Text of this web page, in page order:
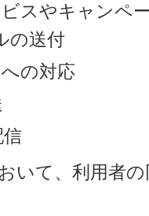
スやキャンペ
の送付
の対応
いて、利用者